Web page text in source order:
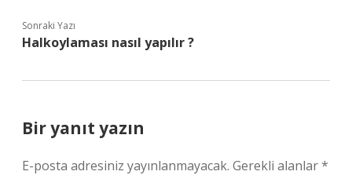
Sonraki Yazı
Halkoylaması nasıl yapılır ?
Bir yanıt yazın
E-posta adresiniz yayınlanmayacak. Gerekli alanlar*